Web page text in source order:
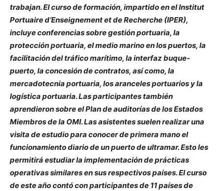
trabajan. El curso de formación, impartido en el Institut
Portuaire d’Enseignement et de Recherche (IPER),
incluye conferencias sobre gestión portuaria, la
protección portuaria, el medio marino en los puertos, la
facilitación del tráfico marítimo, la interfaz buque-
puerto, la concesión de contratos, así como, la
mercadotecnia portuaria, los aranceles portuarios y la
logística portuaria. Las participantes también
aprendieron sobre el Plan de auditorías de los Estados
Miembros de la OMI. Las asistentes suelen realizar una
visita de estudio para conocer de primera mano el
funcionamiento diario de un puerto de ultramar. Esto les
permitirá estudiar la implementación de prácticas
operativas similares en sus respectivos países. El curso
de este año contó con participantes de 11 países de